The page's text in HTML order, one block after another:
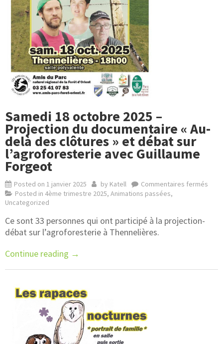
Samedi 18 octobre 2025 –
Projection du documentaire « Au-
delà des clôtures » et débat sur
l’agroforesterie avec Guillaume
Forgeot
Posted on 1 janvier 2025 by Katell
Commentaires fermés
Posted in 4ème trimestre 2025, Animations passées,
Uncategorized
Ce sont 33 personnes qui ont participé à la projection-
débat sur l’agroforesterie à Thennelières.
Continue reading →